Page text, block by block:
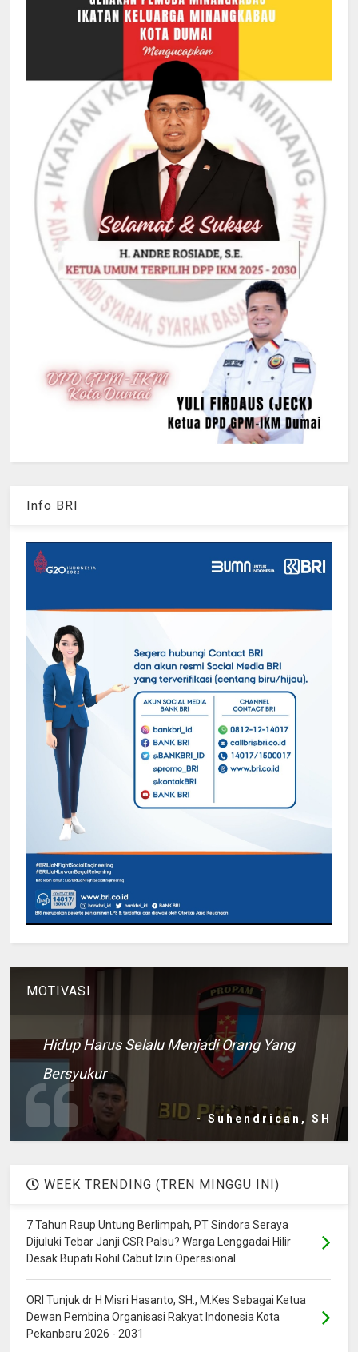
Info BRI
MOTIVASI
Hidup Harus Selalu Menjadi Orang Yang
Bersyukur
- Suhendrican, SH
WEEK TRENDING (TREN MINGGU INI)
7 Tahun Raup Untung Berlimpah, PT Sindora Seraya
Dijuluki Tebar Janji CSR Palsu? Warga Lenggadai Hilir
Desak Bupati Rohil Cabut Izin Operasional
ORI Tunjuk dr H Misri Hasanto, SH., M.Kes Sebagai Ketua
Dewan Pembina Organisasi Rakyat Indonesia Kota
Pekanbaru 2026 - 2031